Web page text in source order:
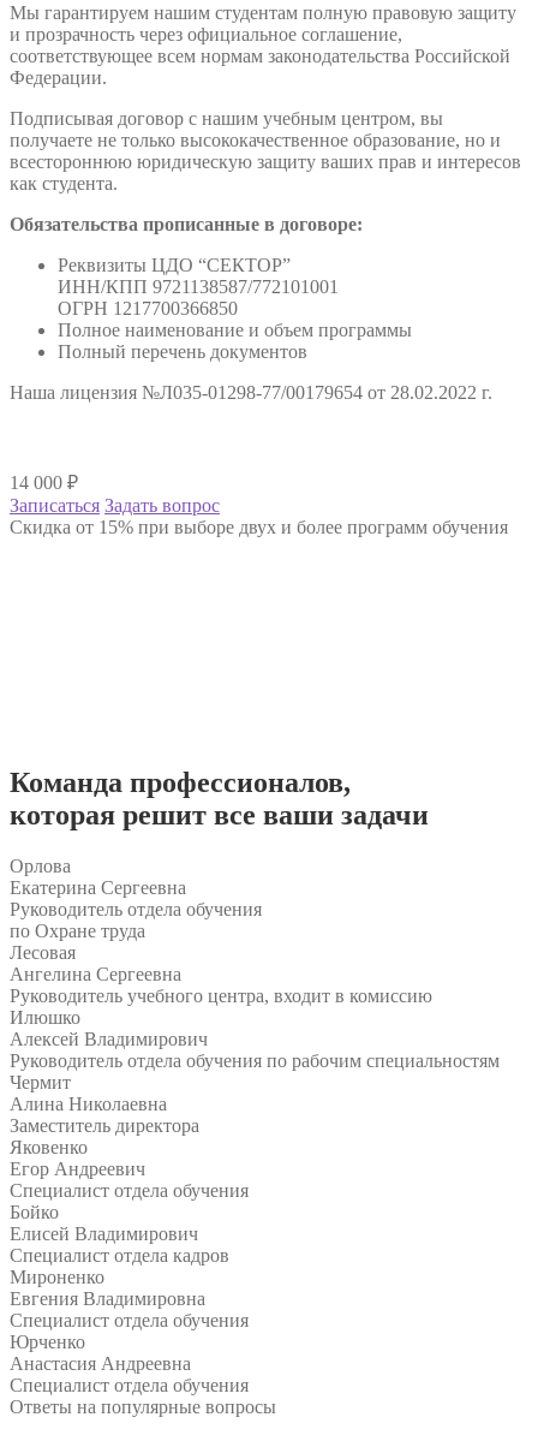
Мы гарантируем нашим студентам полную правовую защиту
и прозрачность через официальное соглашение,
соответствующее всем нормам законодательства Российской
Федерации.
Подписывая договор с нашим учебным центром, вы
получаете не только высококачественное образование, но и
всестороннюю юридическую защиту ваших прав и интересов
как студента.
Обязательства прописанные в договоре:
Реквизиты ЦДО “СЕКТОР”
ИНН/КПП 9721138587/772101001
ОГРН 1217700366850
Полное наименование и объем программы
Полный перечень документов
Наша лицензия №Л035-01298-77/00179654 от 28.02.2022 г.
14 000 ₽
Записаться Задать вопрос
Скидка от 15% при выборе двух и более программ обучения
Команда профессионалов,
которая решит все ваши задачи
Орлова
Екатерина Сергеевна
Руководитель отдела обучения
по Охране труда
Лесовая
Ангелина Сергеевна
Руководитель учебного центра, входит в комиссию
Илюшко
Алексей Владимирович
Руководитель отдела обучения по рабочим специальностям
Чермит
Алина Николаевна
Заместитель директора
Яковенко
Егор Андреевич
Специалист отдела обучения
Бойко
Елисей Владимирович
Специалист отдела кадров
Мироненко
Евгения Владимировна
Специалист отдела обучения
Юрченко
Анастасия Андреевна
Специалист отдела обучения
Ответы на популярные вопросы